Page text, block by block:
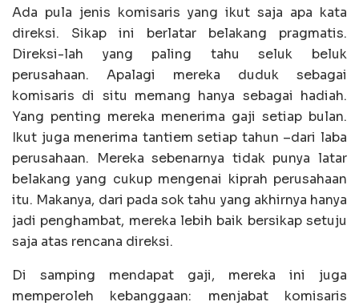
Ada pula jenis komisaris yang ikut saja apa kata
direksi. Sikap ini berlatar belakang pragmatis.
Direksi-lah yang paling tahu seluk beluk
perusahaan. Apalagi mereka duduk sebagai
komisaris di situ memang hanya sebagai hadiah.
Yang penting mereka menerima gaji setiap bulan.
Ikut juga menerima tantiem setiap tahun –dari laba
perusahaan. Mereka sebenarnya tidak punya latar
belakang yang cukup mengenai kiprah perusahaan
itu. Makanya, dari pada sok tahu yang akhirnya hanya
jadi penghambat, mereka lebih baik bersikap setuju
saja atas rencana direksi.
Di samping mendapat gaji, mereka ini juga
memperoleh kebanggaan: menjabat komisaris